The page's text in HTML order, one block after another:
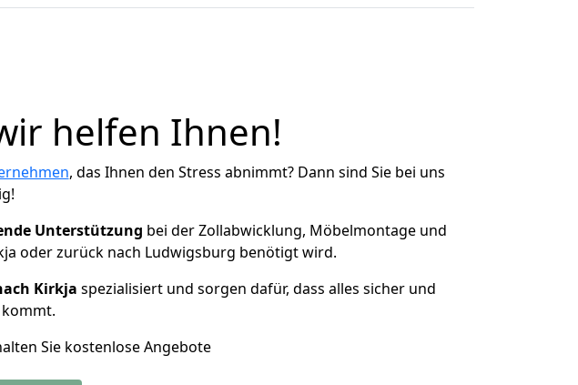
helfen Ihnen!
, das Ihnen den Stress abnimmt? Dann sind Sie bei uns
Unterstützung bei der Zollabwicklung, Möbelmontage und
oder zurück nach Ludwigsburg benötigt wird.
Kirkja spezialisiert und sorgen dafür, dass alles sicher und
Sie kostenlose Angebote